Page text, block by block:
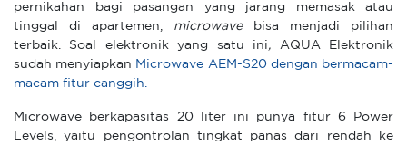
pernikahan bagi pasangan yang jarang memasak atau
tinggal di apartemen, microwave
bisa menjadi pilihan
terbaik. Soal elektronik yang satu ini, AQUA Elektronik
sudah menyiapkan Microwave AEM-S20 dengan bermacam-
macam fitur canggih.
Microwave berkapasitas 20 liter ini punya fitur 6 Power
Levels, yaitu pengontrolan tingkat panas dari rendah ke